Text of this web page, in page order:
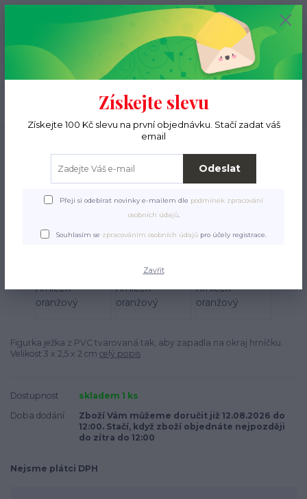
Menu
(Po-Pá, 9-15 hod.)
0 ks
0 Kč
Dárkové zboží
Ježek na hrníček oranžový
Figurka ježka z PVC tvarovaná tak, aby zapadla na okraj hrníčku.
Velikost 3 x 2,5 x 2 cm celý popis
Dostupnost
skladem 1 ks
Doba dodání
Zboží Vám můžeme doručit již 12.08.2026 do
12:00. Stačí, když zboží objednáte nejpozději
do zítra do 12:00
Nejsme plátci DPH
Získejte slevu
Získejte 100 Kč slevu na první objednávku. Stačí zadat váš
email
Odeslat
Přeji si odebírat novinky e-mailem dle podmínek zpracování
osobních údajů.
Souhlasím se zpracováním osobních údajů pro účely registrace.
Zavřít